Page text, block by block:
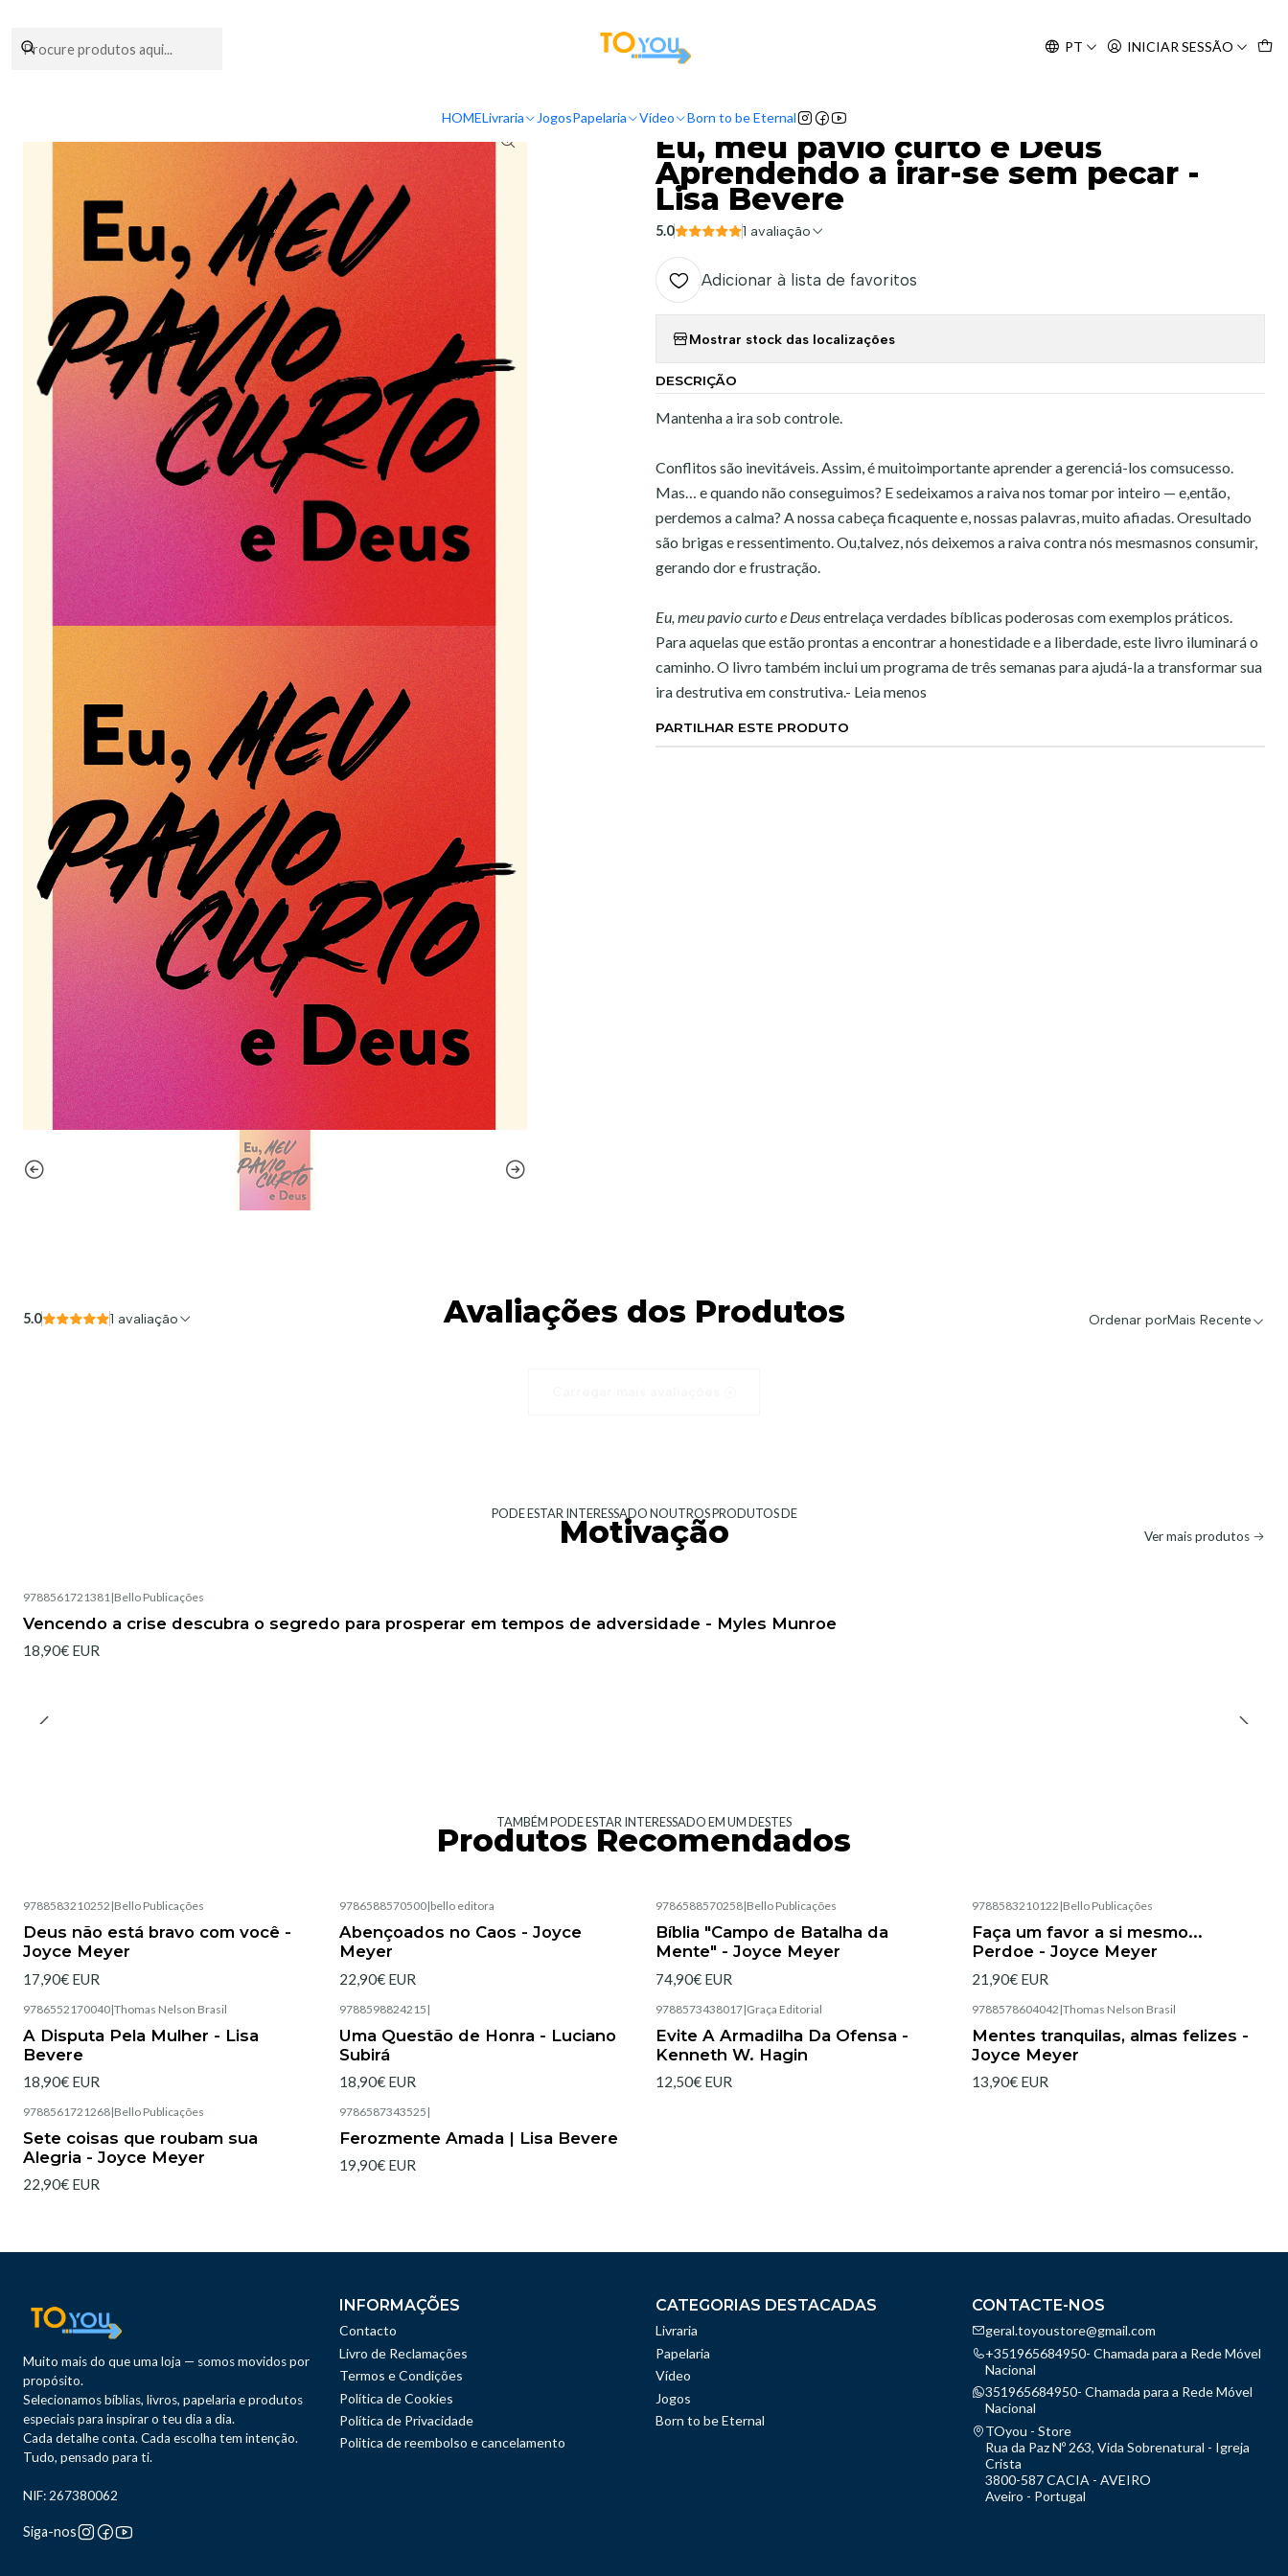
PT INICIAR SESSÃO
HOMELivraria JogosPapelaria Vídeo Born to be Eternal
Eu, meu pavio curto e Deus Aprendendo a irar-se sem pecar - Lisa Bevere
|
Eu, meu pavio curto e Deus
Aprendendo a irar-se sem pecar -
Lisa Bevere
5.0 1 avaliação
Adicionar à lista de favoritos
Mostrar stock das localizações
DESCRIÇÃO
Mantenha a ira sob controle.
Conflitos são inevitáveis. Assim, é muitoimportante aprender a gerenciá-los comsucesso.
Mas… e quando não conseguimos? E sedeixamos a raiva nos tomar por inteiro — e,então,
perdemos a calma? A nossa cabeça ficaquente e, nossas palavras, muito afiadas. Oresultado
são brigas e ressentimento. Ou,talvez, nós deixemos a raiva contra nós mesmasnos consumir,
gerando dor e frustração.
Eu, meu pavio curto e Deusentrelaça verdades bíblicas poderosas com exemplos práticos.
Para aquelas que estão prontas a encontrar a honestidade e a liberdade, este livro iluminará o
caminho. O livro também inclui um programa de três semanas para ajudá-la a transformar sua
ira destrutiva em construtiva.- Leia menos
PARTILHAR ESTE PRODUTO
Avaliações dos Produtos
5.0 1 avaliação Ordenar porMais Recente
PODE ESTAR INTERESSADO NOUTROS PRODUTOS DE
Motivação Ver mais produtos
9788561721381 |Bello Publicações
Vencendo a crise descubra o segredo para prosperar em tempos de adversidade - Myles Munroe
18,90€ EUR
TAMBÉM PODE ESTAR INTERESSADO EM UM DESTES
Produtos Recomendados
9788583210252 |Bello Publicações
Deus não está bravo com você -
Joyce Meyer
17,90€ EUR
9786588570500|bello editora
Abençoados no Caos - Joyce
Meyer
22,90€ EUR
9786588570258|Bello Publicações
Bíblia "Campo de Batalha da
Mente" - Joyce Meyer
74,90€ EUR
9788583210122 |Bello Publicações
Faça um favor a si mesmo...
Perdoe - Joyce Meyer
21,90€ EUR
9786552170040|Thomas Nelson Brasil
A Disputa Pela Mulher - Lisa
Bevere
18,90€ EUR
9788598824215 |
Uma Questão de Honra - Luciano
Subirá
18,90€ EUR
9788573438017|Graça Editorial
Evite A Armadilha Da Ofensa -
Kenneth W. Hagin
12,50€ EUR
9788578604042 |Thomas Nelson Brasil
Mentes tranquilas, almas felizes -
Joyce Meyer
13,90€ EUR
9788561721268|Bello Publicações
Sete coisas que roubam sua
Alegria - Joyce Meyer
22,90€ EUR
9786587343525 |
Ferozmente Amada | Lisa Bevere
19,90€ EUR
Muito mais do que uma loja — somos movidos por
propósito.
Selecionamos bíblias, livros, papelaria e produtos
especiais para inspirar o teu dia a dia.
Cada detalhe conta. Cada escolha tem intenção.
Tudo, pensado para ti.
NIF: 267380062
Siga-nos
INFORMAÇÕES
Contacto
Livro de Reclamações
Termos e Condições
Política de Cookies
Política de Privacidade
Politica de reembolso e cancelamento
CATEGORIAS DESTACADAS
Livraria
Papelaria
Vídeo
Jogos
Born to be Eternal
CONTACTE-NOS
geral.toyoustore@gmail.com
+351965684950- Chamada para a Rede Móvel
Nacional
351965684950- Chamada para a Rede Móvel
Nacional
TOyou - Store
Rua da Paz Nº 263, Vida Sobrenatural - Igreja
Crista
3800-587 CACIA - AVEIRO
Aveiro - Portugal